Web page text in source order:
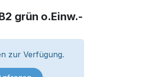
grün o.Einw.-
zur Verfügung.